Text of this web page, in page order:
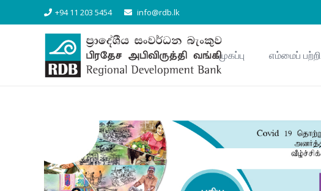
+94 11 203 5454 info@rdb.lk
முகப்பு எம்மைப் பற்றி